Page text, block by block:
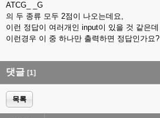
ATCG_ _G
의 두 종류 모두 2점이 나오는데요,
이런 정답이 여러개인 input이 있을 것 같은데
이런경우 이 중 하나만 출력하면 정답인가요?
댓글 [1]
목록